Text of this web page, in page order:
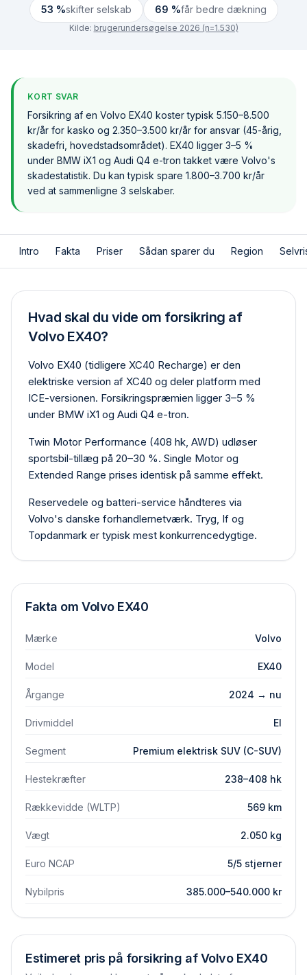
53 %skifter selskab 69 %får bedre dækning
Kilde: brugerundersøgelse 2026 (n=1.530)
KORT SVAR
Forsikring af en Volvo EX40 koster typisk 5.150–8.500
kr/år for kasko og 2.350–3.500 kr/år for ansvar (45-årig,
skadefri, hovedstadsområdet). EX40 ligger 3–5 %
under BMW iX1 og Audi Q4 e-tron takket være Volvo's
skadestatistik. Du kan typisk spare 1.800–3.700 kr/år
ved at sammenligne 3 selskaber.
Intro Fakta Priser Sådan sparer du Region
Hvad skal du vide om forsikring af
Volvo EX40?
Volvo EX40 (tidligere XC40 Recharge) er den
elektriske version af XC40 og deler platform med
ICE-versionen. Forsikringspræmien ligger 3–5 %
under BMW iX1 og Audi Q4 e-tron.
Twin Motor Performance (408 hk, AWD) udløser
sportsbil-tillæg på 20–30 %. Single Motor og
Extended Range prises identisk på samme effekt.
Reservedele og batteri-service håndteres via
Volvo's danske forhandlernetværk. Tryg, If og
Topdanmark er typisk mest konkurrencedygtige.
Fakta om Volvo EX40
Mærke Volvo
Model EX40
Årgange 2024 → nu
Drivmiddel El
Segment Premium elektrisk SUV (C-SUV)
Hestekræfter 238–408 hk
Rækkevidde (WLTP) 569 km
Vægt 2.050 kg
Euro NCAP 5/5 stjerner
Nybilpris 385.000–540.000 kr
Estimeret pris på forsikring afVolvo EX40